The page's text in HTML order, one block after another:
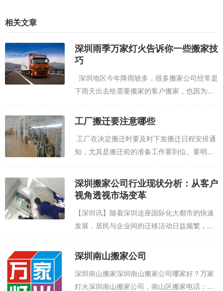
相关文章
深圳雨季万家灯火告诉你一些搬家技
巧
深圳地区今年降雨较多，很多搬家公司经常是
下雨天出去给需要搬家的客户搬家，也因为下
雨给客户也给搬家公司带来了一系列的问题，
所以不管是业主还是搬家公司，如果万不得已
工厂搬迁要注意哪些
工厂在决定搬迁时要及时下发搬迁日程安排通
知，尤其是搬迁前的准备工作要到位。要明确
做好负责拆卸安装人员的安全防护工作。工厂
搬迁涉及到各种设备仪器的搬运...
深圳搬家公司行业现状分析：从客户
视角透视市场变革
【深圳讯】随着深圳这座国际化大都市的快速
发展，居民与企业间的迁移活动日益频繁，搬
家服务行业也随之迎来了新的发展机遇与挑
战。近日，本报记者深入走访了多位有搬家经
家...
深圳南山搬家公司
深圳南山搬家深圳南山搬家公司哪家好？万家
灯火深圳南山搬家公司，南山区搬家电话：